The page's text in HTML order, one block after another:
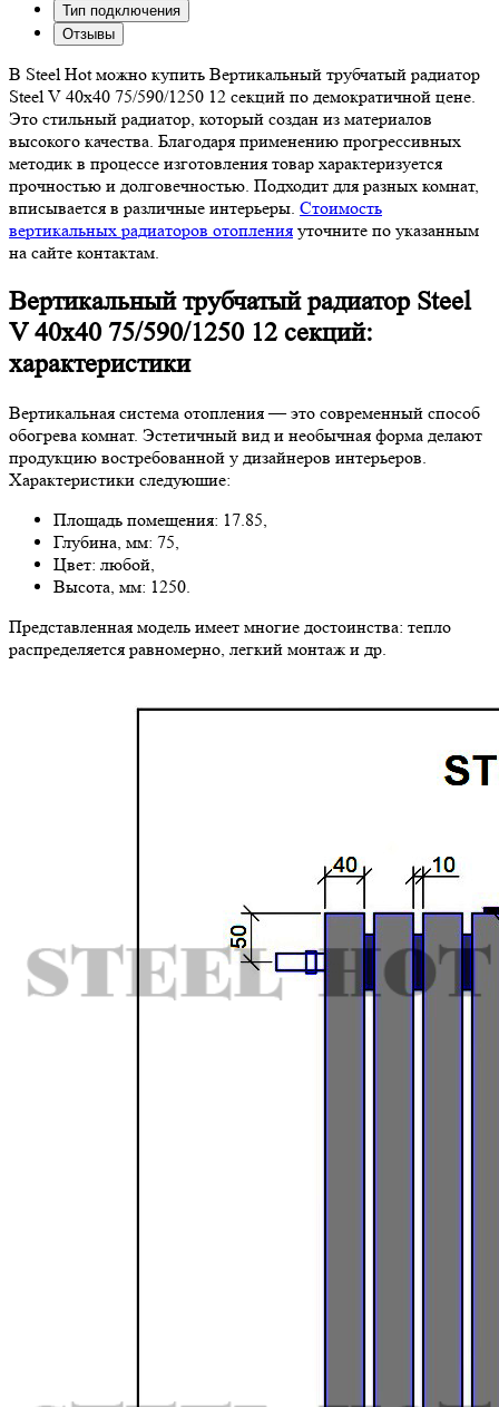
Тип подключения
Отзывы
В Steel Hot можно купить Вертикальный трубчатый радиатор
Steel V 40х40 75/590/1250 12 секций по демократичной цене.
Это стильный радиатор, который создан из материалов
высокого качества. Благодаря применению прогрессивных
методик в процессе изготовления товар характеризуется
прочностью и долговечностью. Подходит для разных комнат,
вписывается в различные интерьеры. Стоимость
вертикальных радиаторов отопления уточните по указанным
на сайте контактам.
Вертикальный трубчатый радиатор Steel
V 40х40 75/590/1250 12 секций:
характеристики
Вертикальная система отопления — это современный способ
обогрева комнат. Эстетичный вид и необычная форма делают
продукцию востребованной у дизайнеров интерьеров.
Характеристики следуюшие:
Площадь помещения: 17.85,
Глубина, мм: 75,
Цвет: любой,
Высота, мм: 1250.
Представленная модель имеет многие достоинства: тепло
распределяется равномерно, легкий монтаж и др.